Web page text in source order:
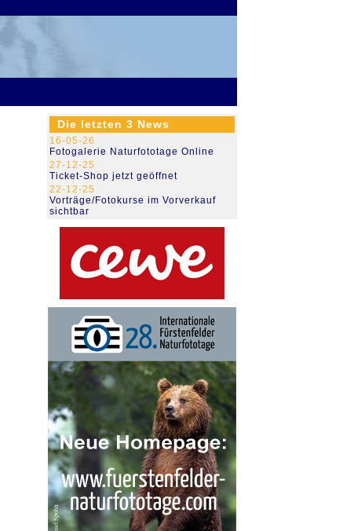
Die letzten 3 News
16-05-26
Fotogalerie Naturfototage Online
27-12-25
Ticket-Shop jetzt geöffnet
22-12-25
Vorträge/Fotokurse im Vorverkauf
sichtbar